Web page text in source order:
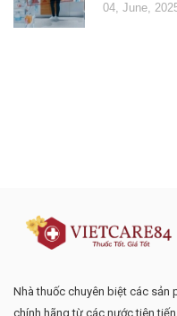
04, June,
Nhà thuốc chuyên biệt các sản
chính hãng từ các nước tiên